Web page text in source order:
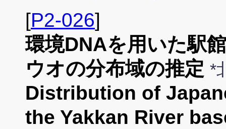
[P2-026]
環境DNAを用いた駅
ウオの分布域の推定 *
Distribution of
the Yakkan River